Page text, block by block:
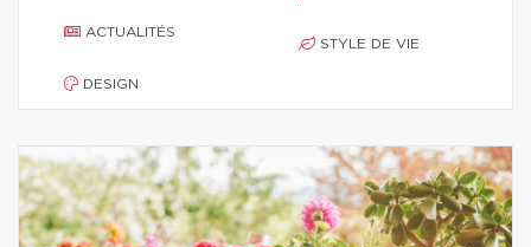
ACTUALITÉS
DESIGN
STYLE DE VIE